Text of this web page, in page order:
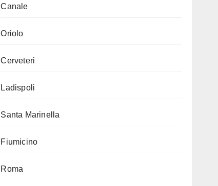
Canale
Oriolo
Cerveteri
Ladispoli
Santa Marinella
Fiumicino
Roma